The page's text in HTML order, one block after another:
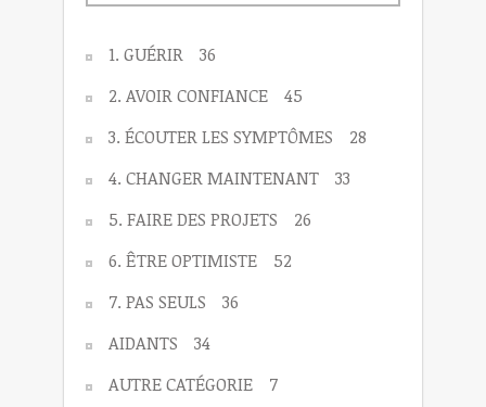
1. GUÉRIR
36
2. AVOIR CONFIANCE
45
3. ÉCOUTER LES SYMPTÔMES
28
4. CHANGER MAINTENANT
33
5. FAIRE DES PROJETS
26
6. ÊTRE OPTIMISTE
52
7. PAS SEULS
36
AIDANTS
34
AUTRE CATÉGORIE
7